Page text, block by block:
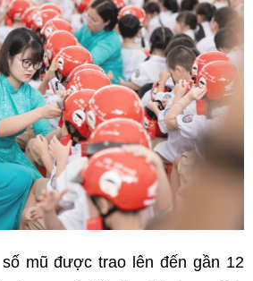
mũ được trao lên đến gần 12